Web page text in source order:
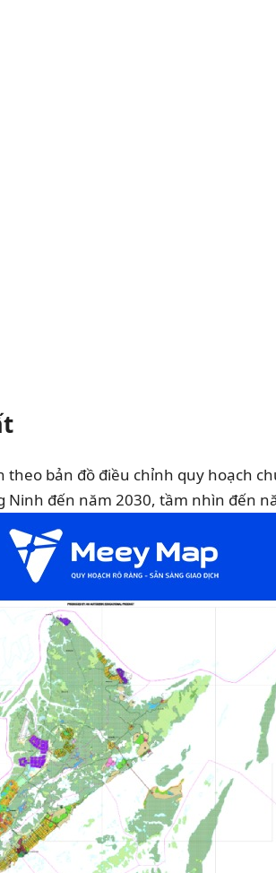
bản đồ điều chỉnh quy hoạch
đến năm 2030, tầm nhìn đến